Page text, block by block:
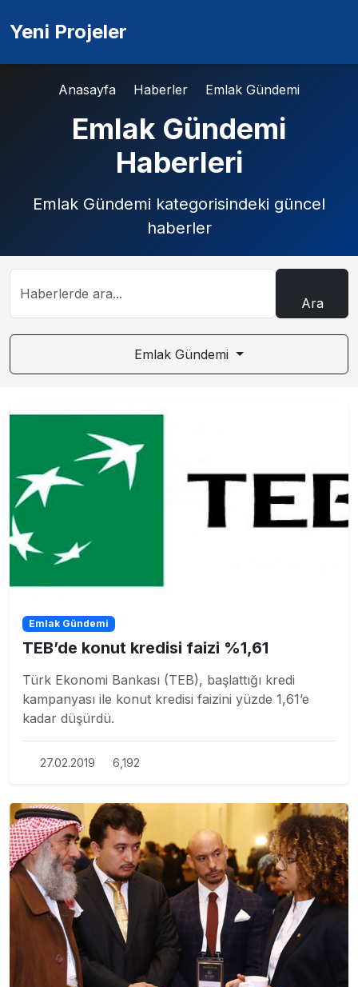
Yeni Projeler
Anasayfa Haberler Emlak Gündemi
Emlak Gündemi
Haberleri
Emlak Gündemi kategorisindeki güncel
haberler
Ara
Emlak Gündemi
Emlak Gündemi
TEB’de konut kredisi faizi %1,61
Türk Ekonomi Bankası (TEB), başlattığı kredi
kampanyası ile konut kredisi faizini yüzde 1,61’e
kadar düşürdü.
27.02.2019 6,192